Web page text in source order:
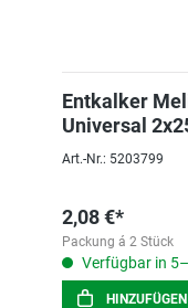
Entkalker
Art.-Nr.: 5203799
2,08 €*
Packung á 2 Stück
Verfügbar in
HINZUFÜGEN